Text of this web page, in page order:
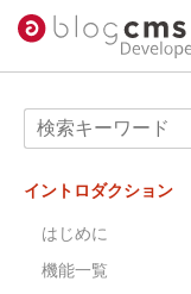
イントロダクション
はじめに
機能一覧